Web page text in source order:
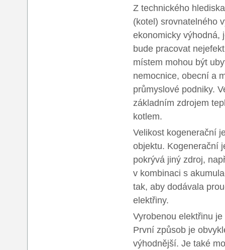
Z technického
(kotel) srovnatelného
ekonomicky výhodná,
bude pracovat
místem mohou být
nemocnice, obecní a
průmyslové podniky.
základním zdrojem
kotlem.
Velikost kogenerační
objektu. Kogenerační
pokrývá jiný zdroj,
v kombinaci s
tak, aby dodávala
elektřiny.
Vyrobenou elektřinu
První způsob je
výhodnější. Je také